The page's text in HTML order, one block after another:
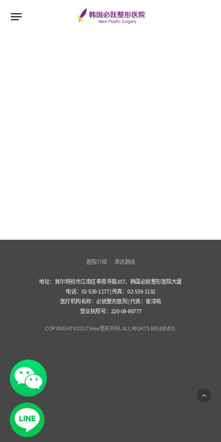
医院介绍 来访路线
地址：首尔特别市江南区奉恩寺路107，韩国必妩整形医院大厦
电话：02-539-1177 | 传真：02-539-1132
医疗机构名称：必妩整形医院 | 代表：崔淳祐
营业执照号：220-08-86777
COPYRIGHT©2017 View整形外科. ALL RIGHTS RESERVED.